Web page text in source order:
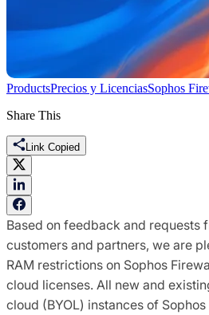
ProductsPrecios y LicenciasSophos
Share This
Link Copied
Based on feedback and requests
customers and partners, we are
RAM restrictions on Sophos
cloud licenses. All new and
cloud (BYOL) instances of